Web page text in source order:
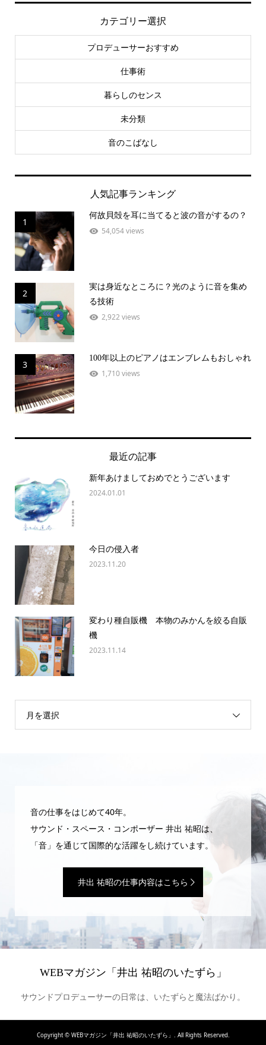
カテゴリー選択
プロデューサーおすすめ
仕事術
暮らしのセンス
未分類
音のこばなし
人気記事ランキング
1
何故貝殻を耳に当てると波の音がするの？
54,054 views
2
実は身近なところに？光のように音を集め
る技術
2,922 views
3
100年以上のピアノはエンブレムもおしゃれ
1,710 views
最近の記事
新年あけましておめでとうございます
2024.01.01
今日の侵入者
2023.11.20
変わり種自販機 本物のみかんを絞る自販
機
2023.11.14
月を選択
音の仕事をはじめて40年。
サウンド・スペース・コンポーザー 井出 祐昭は、
「音」を通じて国際的な活躍をし続けています。
井出 祐昭の仕事内容はこちら
WEBマガジン「井出 祐昭のいたずら」
サウンドプロデューサーの日常は、いたずらと魔法ばかり。
Copyright ©WEBマガジン「井出 祐昭のいたずら」. All Rights Reserved.